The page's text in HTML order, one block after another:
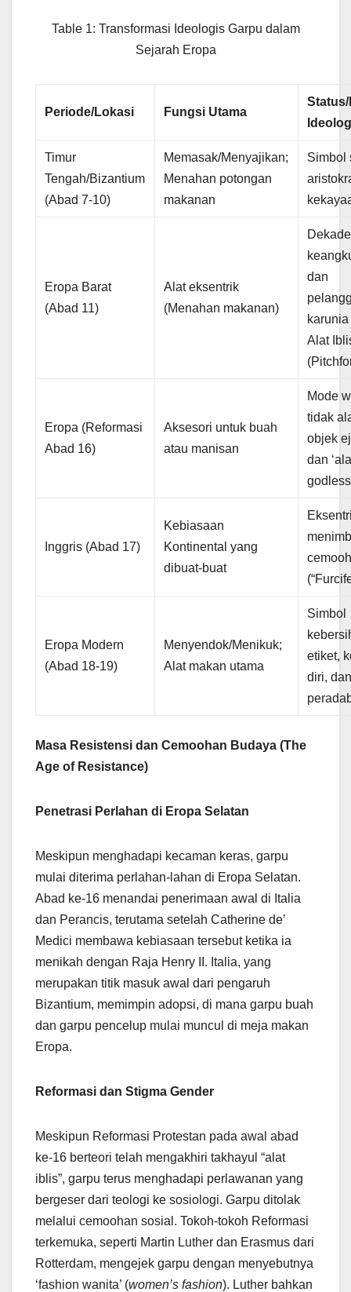
Table 1: Transformasi Ideologis Garpu dalam
Sejarah Eropa
Periode/Lokasi Fungsi Utama
Timur
Tengah/Bizantium
(Abad 7-10)
Memasak/Menyajikan;
Menahan potongan
makanan
Simbol
Eropa Barat
(Abad 11)
Alat eksentrik
(Menahan makanan)
dan
Alat
Eropa (Reformasi
Abad 16)
Aksesori untuk buah
atau manisan
Mode
tidak
objek
dan
Inggris (Abad 17)
Kebiasaan
Kontinental yang
dibuat-buat
Eropa Modern
(Abad 18-19)
Menyendok/Menikuk;
Alat makan utama
Simbol
etiket,
diri,
Masa Resistensi dan Cemoohan Budaya (The
Age of Resistance)
Penetrasi Perlahan di Eropa Selatan
Meskipun menghadapi kecaman keras, garpu
mulai diterima perlahan-lahan di Eropa Selatan.
Abad ke-16 menandai penerimaan awal di Italia
dan Perancis, terutama setelah Catherine de’
Medici membawa kebiasaan tersebut ketika ia
menikah dengan Raja Henry II. Italia, yang
merupakan titik masuk awal dari pengaruh
Bizantium, memimpin adopsi, di mana garpu buah
dan garpu pencelup mulai muncul di meja makan
Eropa.
Reformasi dan Stigma Gender
Meskipun Reformasi Protestan pada awal abad
ke-16 berteori telah mengakhiri takhayul “alat
iblis”, garpu terus menghadapi perlawanan yang
bergeser dari teologi ke sosiologi. Garpu ditolak
melalui cemoohan sosial. Tokoh-tokoh Reformasi
terkemuka, seperti Martin Luther dan Erasmus dari
Rotterdam, mengejek garpu dengan menyebutnya
‘fashion wanita’ (women’s fashion). Luther bahkan